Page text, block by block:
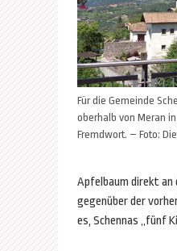
Für die Gemeinde
oberhalb von Meran
Fremdwort. – Foto:
Apfelbaum direkt
gegenüber der
es, Schennas „fünf